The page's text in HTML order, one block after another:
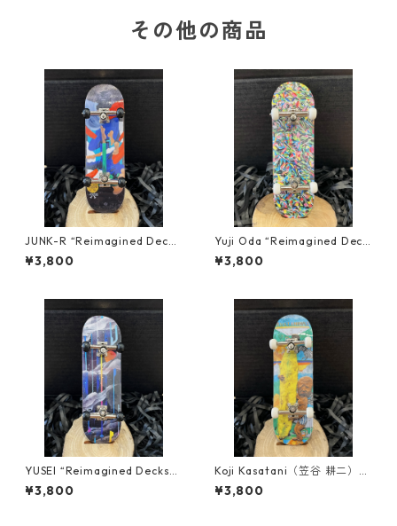
その他の商品
JUNK-R “Reimagined Deck
s” Finger board REPLICA
¥3,800
Yuji Oda “Reimagined Deck
s” Finger board REPLICA
¥3,800
YUSEI “Reimagined Decks”
Finger board REPLICA
¥3,800
Koji Kasatani（笠谷 耕二）“R
eimagined Decks” Finger b
oard REPLICA
¥3,800